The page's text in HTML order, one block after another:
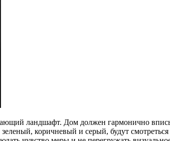
ландшафт. Дом должен гармонично
коричневый и серый, будут